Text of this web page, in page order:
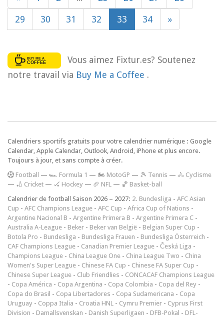
29 30 31 32 33 34 »
Vous aimez Fixtur.es? Soutenez
notre travail via Buy Me a Coffee .
Calendriers sportifs gratuits pour votre calendrier numérique : Google
Calendar, Apple Calendar, Outlook, Android, iPhone et plus encore.
Toujours à jour, et sans compte à créer.
Football — 🏎️ Formula 1 — 🏍 MotoGP — 🎾 Tennis — 🚴 Cyclisme
— 🏏 Cricket — 🏑 Hockey — 🏈 NFL — 🏀 Basket-ball
Calendrier de football Saison 2026 – 2027: 2. Bundesliga - AFC Asian
Cup - AFC Champions League - AFC Cup - Africa Cup of Nations -
Argentine Nacional B - Argentine Primera B - Argentine Primera C -
Australia A-League - Beker - Beker van België - Belgian Super Cup -
Botola Pro - Bundesliga - Bundesliga Frauen - Bundesliga Österreich -
CAF Champions League - Canadian Premier League - Česká Liga -
Champions League - China League One - China League Two - China
Women's Super League - Chinese FA Cup - Chinese FA Super Cup -
Chinese Super League - Club Friendlies - CONCACAF Champions League
- Copa América - Copa Argentina - Copa Colombia - Copa del Rey -
Copa do Brasil - Copa Libertadores - Copa Sudamericana - Copa
Uruguay - Coppa Italia - Croatia HNL - Cymru Premier - Cyprus First
Division - Damallsvenskan - Danish Superligaen - DFB-Pokal - DFL-